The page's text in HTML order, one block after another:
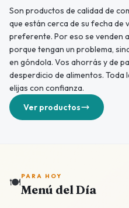
Son productos de calidad de
que están cerca de su fecha de
preferente. Por eso se venden
porque tengan un problema,
en góndola. Vos ahorrás y de
desperdicio de alimentos.
elijas con confianza.
Ver productos
🍽️PARA HOY
Menú del Día